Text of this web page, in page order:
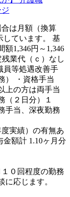
は月額（換算
しています。 基
1,346円～1,346
業代（ｃ）なし
員等処遇改善手
） ・資格手当
上の方は両手当
（２日分）１
手当、深夜勤務
実績）の有無あ
額計 1.10ヶ月分
０回程度の勤務
に応じます。